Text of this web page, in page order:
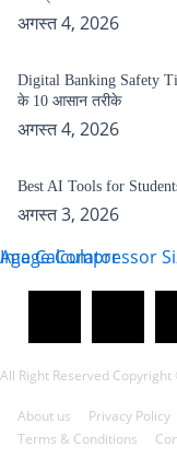
अगस्त 4, 2026
Digital Banking Safety
के 10 आसान तरीके
अगस्त 4, 2026
Best AI Tools for
अगस्त 3, 2026
Age Calculator
Image Compressor
All Right Reserved
About us Privacy Policy
Terms & Conditions